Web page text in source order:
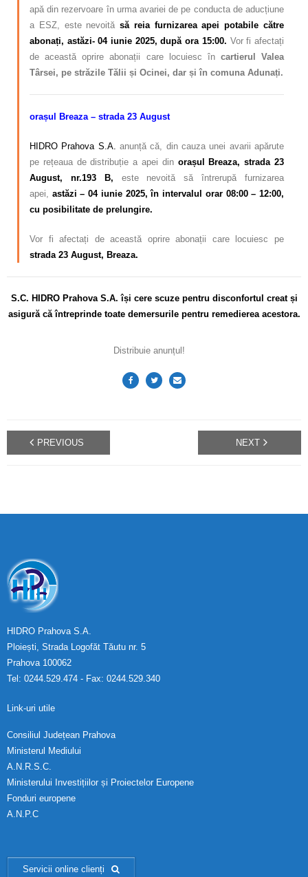
apă din rezervoare în urma avariei de pe conducta de aducțiune
a ESZ, este nevoităsă reia furnizarea apei potabile către
abonați, astăzi- 04 iunie 2025, după ora 15:00. Vor fi afectați
de această oprire abonații care locuiesc în cartierul Valea
Târsei, pe străzile Tălii și Ocinei, dar și în comuna Adunați.
orașul Breaza – strada 23 August
HIDRO Prahova S.A. anunță că, din cauza unei avarii apărute
pe rețeaua de distribuție a apei dinorașul Breaza, strada 23
August, nr.193 B, este nevoită să întrerupă furnizarea
apei, astăzi – 04 iunie 2025, în intervalul orar 08:00 – 12:00,
cu posibilitate de prelungire.
Vor fi afectați de această oprire abonații care locuiesc pe
strada 23 August, Breaza.
S.C. HIDRO Prahova S.A. își cere scuze pentru disconfortul creat și
asigură că întreprinde toate demersurile pentru remedierea acestora.
Distribuie anunțul!
PREVIOUS NEXT
HIDRO Prahova S.A.
Ploiești, Strada Logofăt Tăutu nr. 5
Prahova 100062
Tel: 0244.529.474 - Fax: 0244.529.340
Link-uri utile
Consiliul Județean Prahova
Ministerul Mediului
A.N.R.S.C.
Ministerului Investițiilor și Proiectelor Europene
Fonduri europene
A.N.P.C
Servicii online clienți